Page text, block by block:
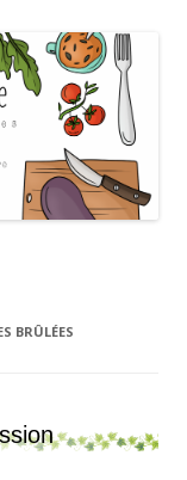
contenu
BRÛLÉES